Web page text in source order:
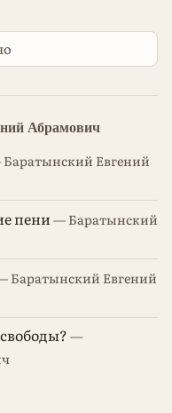
Абрамович
Евгений
пени— Баратынский
Баратынский Евгений
—